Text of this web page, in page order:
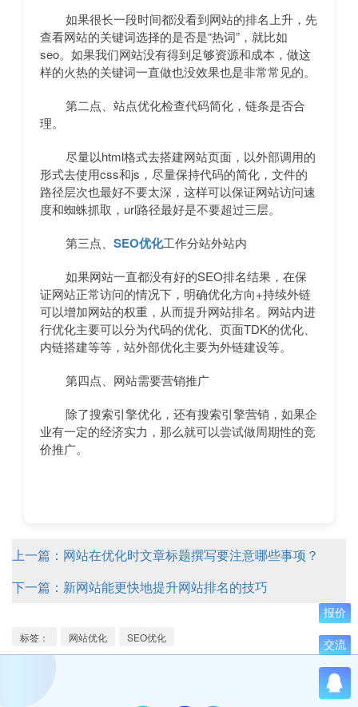
如果很长一段时间都没看到网站的排名上升，先
查看网站的关键词选择的是否是“热词”，就比如
seo。如果我们网站没有得到足够资源和成本，做这
样的火热的关键词一直做也没效果也是非常常见的。
第二点、站点优化检查代码简化，链条是否合
理。
尽量以html格式去搭建网站页面，以外部调用的
形式去使用css和js，尽量保持代码的简化，文件的
路径层次也最好不要太深，这样可以保证网站访问速
度和蜘蛛抓取，url路径最好是不要超过三层。
第三点、 SEO优化工作分站外站内
如果网站一直都没有好的SEO排名结果，在保
证网站正常访问的情况下，明确优化方向+持续外链
可以增加网站的权重，从而提升网站排名。网站内进
行优化主要可以分为代码的优化、页面TDK的优化、
内链搭建等等，站外部优化主要为外链建设等。
第四点、网站需要营销推广
除了搜索引擎优化，还有搜索引擎营销，如果企
业有一定的经济实力，那么就可以尝试做周期性的竞
价推广。
上一篇：网站在优化时文章标题撰写要注意哪些事项？
下一篇：新网站能更快地提升网站排名的技巧
标签： 网站优化 SEO优化
报价
交流